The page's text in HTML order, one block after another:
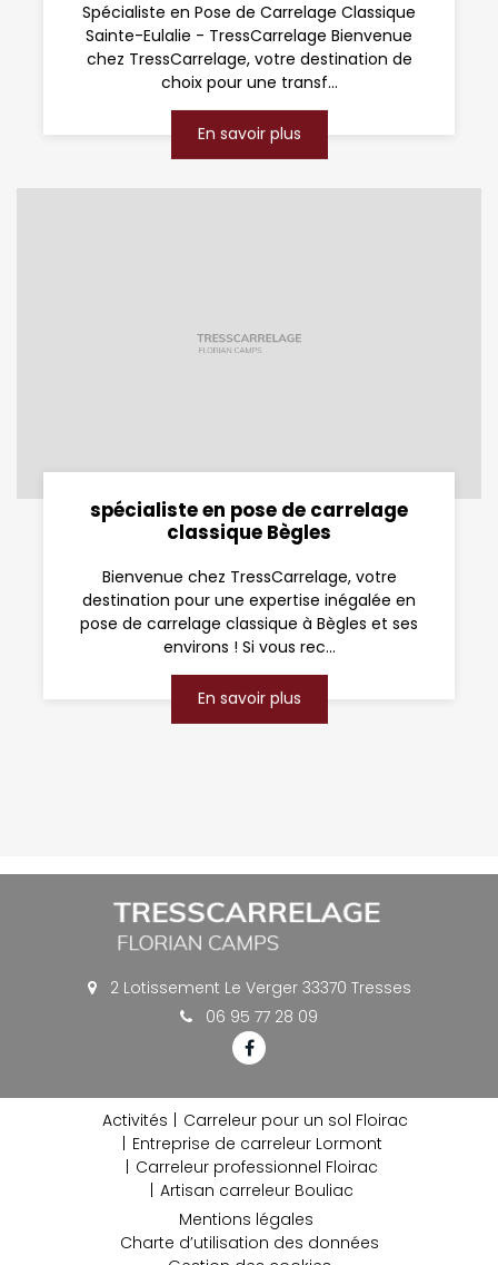
Spécialiste en Pose de Carrelage Classique
Sainte-Eulalie - TressCarrelage Bienvenue
chez TressCarrelage, votre destination de
choix pour une transf...
En savoir plus
spécialiste en pose de carrelage
classique Bègles
Bienvenue chez TressCarrelage, votre
destination pour une expertise inégalée en
pose de carrelage classique à Bègles et ses
environs ! Si vous rec...
En savoir plus
2 Lotissement Le Verger 33370 Tresses
06 95 77 28 09
Activités
Carreleur pour un sol Floirac
Entreprise de carreleur Lormont
Carreleur professionnel Floirac
Artisan carreleur Bouliac
Mentions légales
Charte d’utilisation des données